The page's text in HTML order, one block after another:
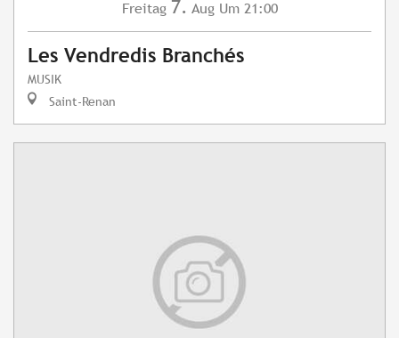
Freitag 7. Aug Um 21:00
Les Vendredis Branchés
MUSIK
Saint-Renan